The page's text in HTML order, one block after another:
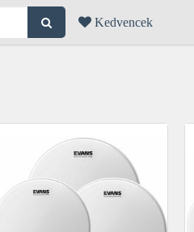
Kedvencek